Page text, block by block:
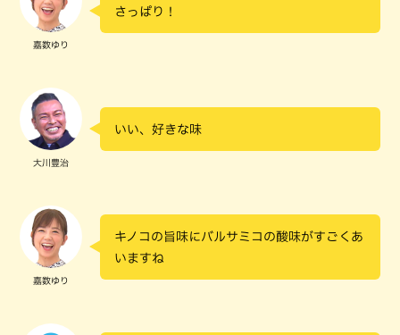
嘉数ゆり
さっぱり！
大川豊治
いい、好きな味
嘉数ゆり
キノコの旨味にバルサミコの酸味がすごくあ
いますね